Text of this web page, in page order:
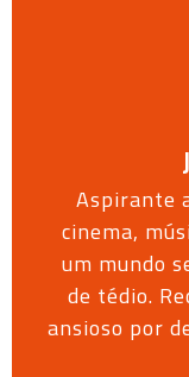
Aspirante
cinema,
um mundo
de tédio.
ansioso por